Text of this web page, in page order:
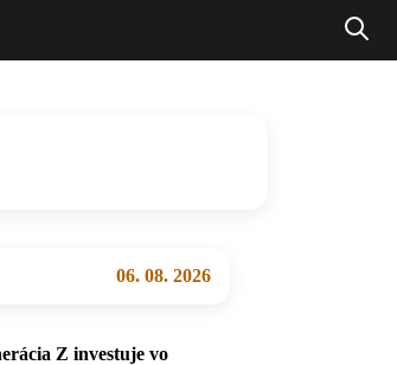
06. 08. 2026
Z investuje vo